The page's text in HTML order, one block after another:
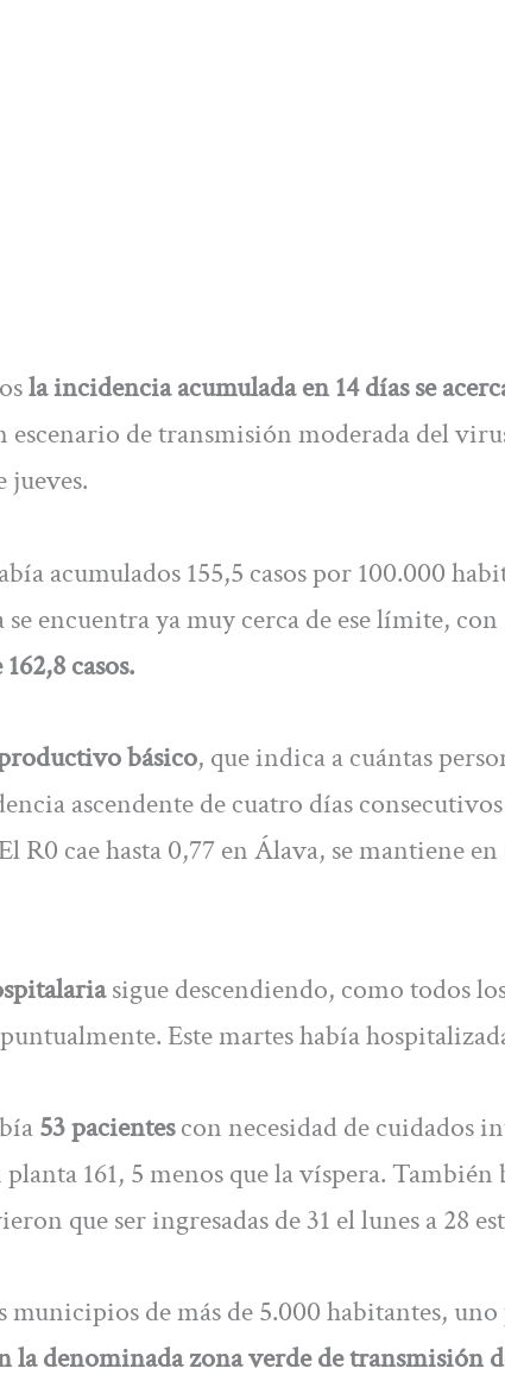
la incidencia acumulada en 14 días se
escenario de transmisión moderada del
jueves.
acumulados 155,5 casos por 100.000
se encuentra ya muy cerca de ese límite, con
casos.
básico, que indica a cuántas
ascendente de cuatro días
R0 cae hasta 0,77 en Álava, se mantiene
sigue descendiendo, como todos
Este martes había
53 pacientescon necesidad de cuidados
161, 5 menos que la víspera.
que ser ingresadas de 31 el lunes a 28
municipios de más de 5.000 habitantes,
la denominada zona verde de transmisión